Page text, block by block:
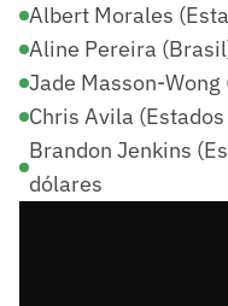
Albert Morales
Aline Pereira
Jade Masson-
Chris Avila
Brandon Jenkins
dólares